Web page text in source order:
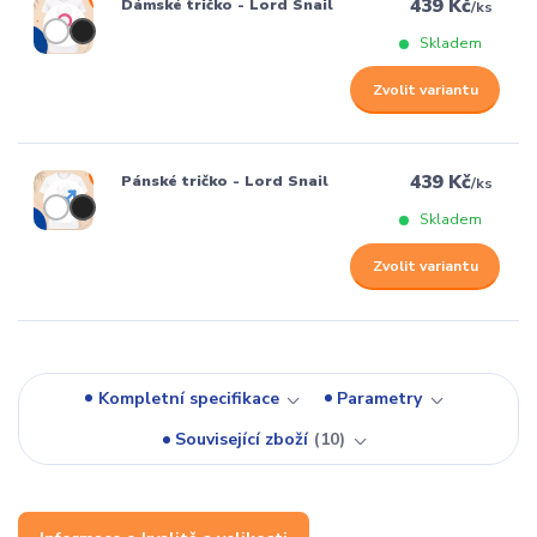
Dámské tričko - Lord Snail 439 Kč/ks
Skladem
Zvolit variantu
Pánské tričko - Lord Snail 439 Kč/ks
Skladem
Zvolit variantu
Kompletní specifikace
Parametry
Související zboží
10